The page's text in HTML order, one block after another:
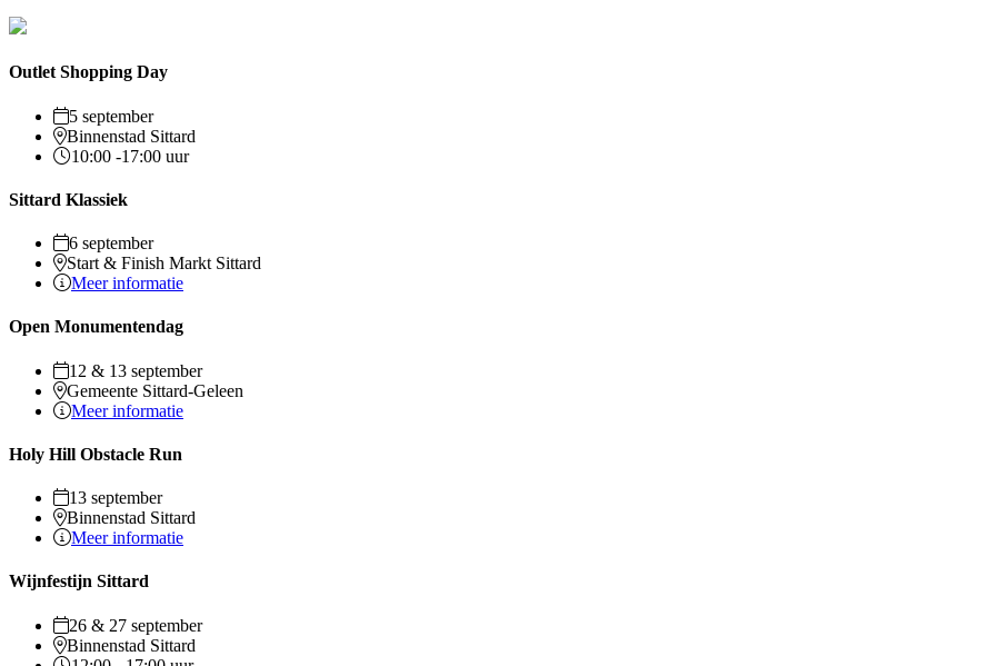
Outlet Shopping Day
5 september
Binnenstad Sittard
10:00 -17:00 uur
Sittard Klassiek
6 september
Start & Finish Markt Sittard
Meer informatie
Open Monumentendag
12 & 13 september
Gemeente Sittard-Geleen
Meer informatie
Holy Hill Obstacle Run
13 september
Binnenstad Sittard
Meer informatie
Wijnfestijn Sittard
26 & 27 september
Binnenstad Sittard